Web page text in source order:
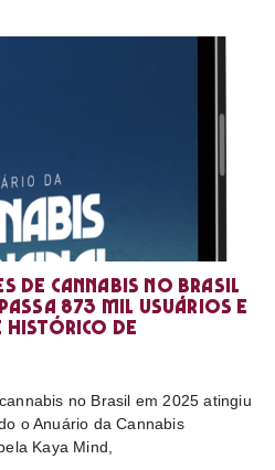
de cannabis no Brasil
873 mil usuários e
histórico de
no Brasil em 2025 atingiu
o Anuário da Cannabis
Kaya Mind,